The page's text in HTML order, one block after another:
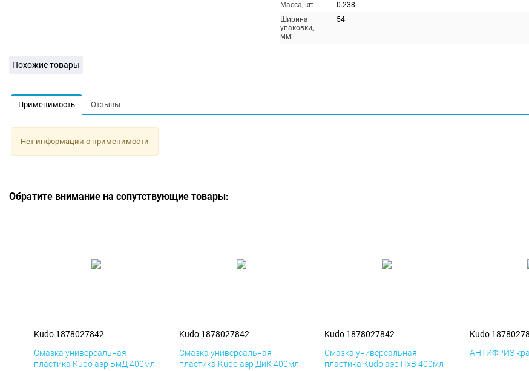
Масса, кг:
0.238
Ширина
упаковки,
мм:
54
Похожие товары
Применимость Отзывы
Нет информации о применимости
Обратите внимание на сопутствующие товары:
Kudo 1878027842
Смазка универсальная
пластика Kudo аэр БмД 400мл
Kudo 1878027842
Смазка универсальная
пластика Kudo аэр ДиК 400мл
Kudo 1878027842
Смазка универсальная
пластика Kudo аэр ПхВ 400мл
Kudo
АНТИФРИЗ